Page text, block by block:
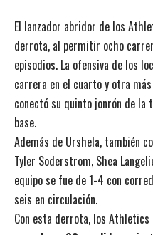
El lanzador abridor de los
derrota, al permitir ocho
episodios. La ofensiva de los
carrera en el cuarto y otra
conectó su quinto jonrón de la
base.
Además de Urshela, también
Tyler Soderstrom, Shea
equipo se fue de 1-4 con
seis en circulación.
Con esta derrota, los Athletics